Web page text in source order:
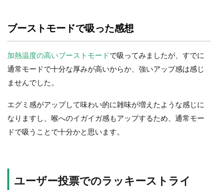
ブーストモードで吸った感想
加熱温度の高いブーストモード で吸ってみましたが、すでに
通常モードで十分な厚みが高いからか、強いアップ感は感じ
ませんでした。
エグミ感がアップして味わい的に雑味が増えたような感じに
なりますし、喉へのイガイガ感もアップするため、通常モー
ドで吸うことで十分かと思います。
ユーザー投票でのラッキーストライ